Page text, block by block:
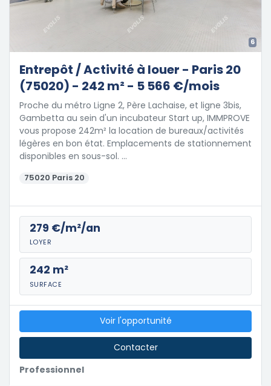
6
Entrepôt / Activité à louer - Paris 20
(75020) - 242 m² - 5 566 €/mois
Proche du métro Ligne 2, Père Lachaise, et ligne 3bis,
Gambetta au sein d'un incubateur Start up, IMMPROVE
vous propose 242m² la location de bureaux/activités
légères en bon état. Emplacements de stationnement
disponibles en sous-sol. …
75020 Paris 20
279 €/m²/an
LOYER
242 m²
SURFACE
Professionnel
Voir l'opportunité
Contacter